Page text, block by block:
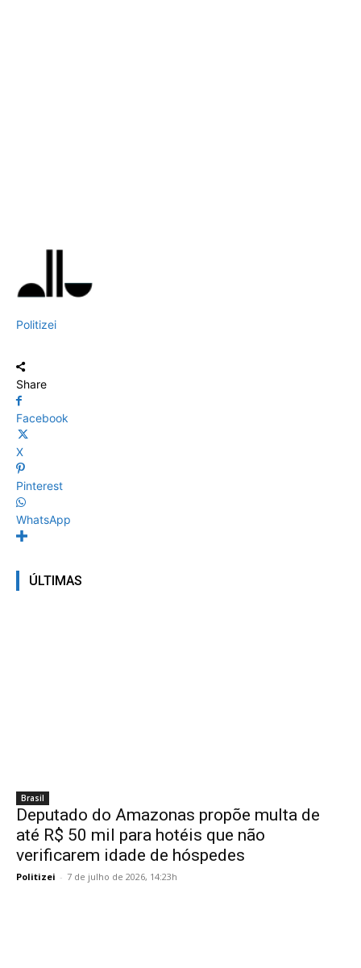
Politizei
Share
Facebook
X
Pinterest
WhatsApp
ÚLTIMAS
Brasil
Deputado do Amazonas propõe multa de
até R$ 50 mil para hotéis que não
verificarem idade de hóspedes
Politizei - 7 de julho de 2026, 14:23h